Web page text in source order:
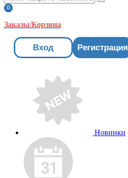
0
Заказы/Корзина
Вход Регистрация
Новинки